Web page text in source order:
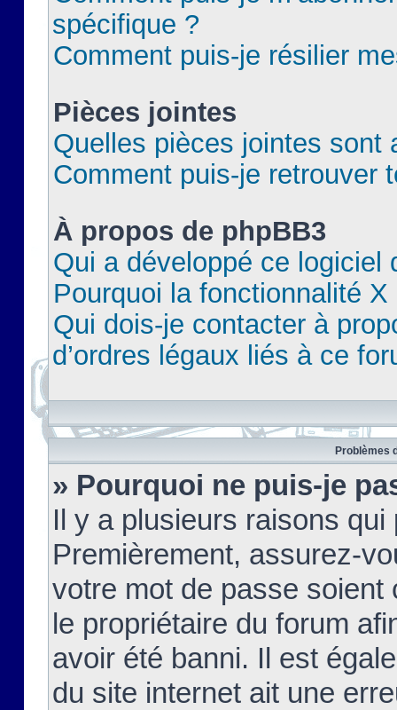
spécifique ?
Comment puis-je résilier
Pièces jointes
Quelles pièces jointes sont
Comment puis-je retrouver
À propos de phpBB3
Qui a développé ce logiciel
Pourquoi la fonctionnalité X
Qui dois-je contacter à
d’ordres légaux liés à ce
Problèmes
» Pourquoi ne puis-je
Il y a plusieurs raisons
Premièrement, assurez-
votre mot de passe soient
le propriétaire du forum
avoir été banni. Il est
du site internet ait une